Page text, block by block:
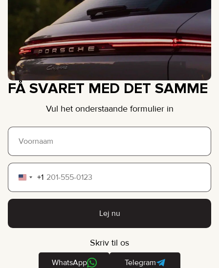
FÅ SVARET MED DET SAMME
Vul het onderstaande formulier in
United
States
+1
Lej nu
Skriv til os
WhatsApp Telegram